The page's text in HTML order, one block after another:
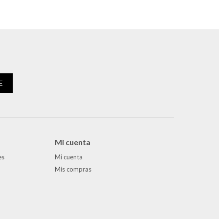
Mi cuenta
Mi cuenta
Mis compras